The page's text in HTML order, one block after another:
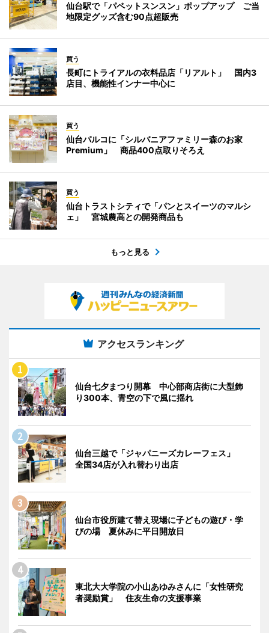
仙台駅で「パペットスンスン」ポップアップ ご当
地限定グッズ含む90点超販売
買う
長町にトライアルの衣料品店「リアルト」 国内3
店目、機能性インナー中心に
買う
仙台パルコに「シルバニアファミリー森のお家
Premium」 商品400点取りそろえ
買う
仙台トラストシティで「パンとスイーツのマルシ
ェ」 宮城農高との開発商品も
もっと見る
アクセスランキング
仙台七夕まつり開幕 中心部商店街に大型飾
り300本、青空の下で風に揺れ
仙台三越で「ジャパニーズカレーフェス」
全国34店が入れ替わり出店
仙台市役所建て替え現場に子どもの遊び・学
びの場 夏休みに平日開放日
東北大大学院の小山あゆみさんに「女性研究
者奨励賞」 住友生命の支援事業